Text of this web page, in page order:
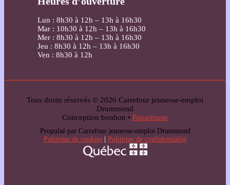
Lun : 8h30 à 12h – 13h à 16h30
Mar : 10h30 à 12h – 13h à 16h30
Mer : 8h30 à 12h – 13h à 16h30
Jeu : 8h30 à 12h – 13h à 16h30
Ven : 8h30 à 12h
Tous droits réservés © 2026 Carrefour jeunesse-emploi
Drummond
Conception bonbon • Paparmane
Propulsé par Carrefour jeunesse-emploi Drummond
Politique de cookies | Politique de confidentialité